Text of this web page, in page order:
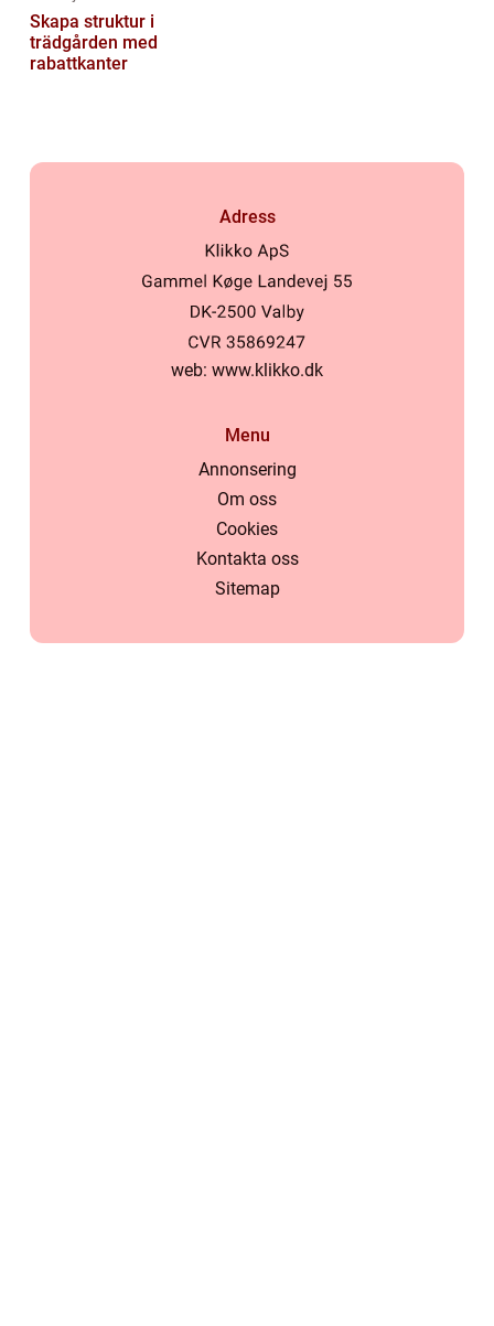
Skapa struktur i
trädgården med
rabattkanter
Adress
web: www.klikko.dk
Menu
Annonsering
Om oss
Cookies
Kontakta oss
Sitemap